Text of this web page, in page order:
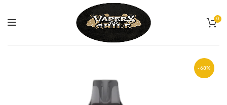
0
-68%